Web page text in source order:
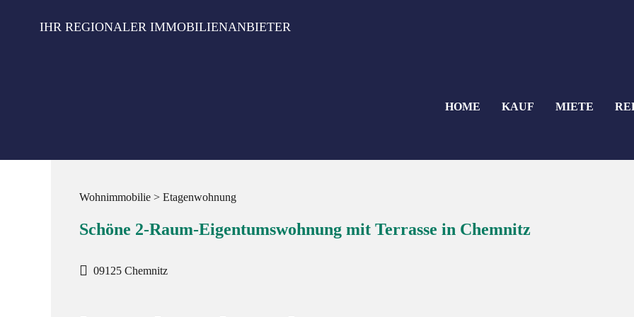
IHR REGIONALER IMMOBILIENANBIETER
HOME KAUF MIETE
Wohnimmobilie > Etagenwohnung
Schöne 2-Raum-Eigentumswohnung mit Terrasse in Chemnitz
09125 Chemnitz